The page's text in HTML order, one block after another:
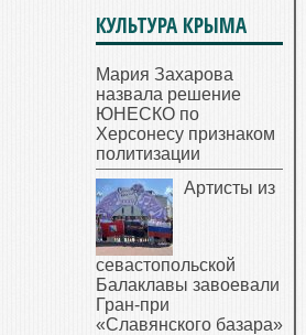
КУЛЬТУРА КРЫМА
Мария Захарова
назвала решение
ЮНЕСКО по
Херсонесу признаком
политизации
Артисты из
севастопольской
Балаклавы завоевали
Гран-при
«Славянского базара»